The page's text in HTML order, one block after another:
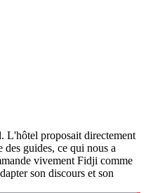
L'hôtel proposait directement
guides, ce qui nous a
vivement Fidji comme
son discours et son